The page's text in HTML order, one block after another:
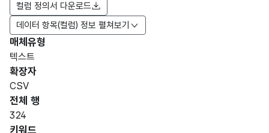
데이터 항목(컬럼) 정보 펼쳐보기
컬럼 정의서 다운로드
데이터 항목 표로 항목명, 항목명(영문명), 항목 설명, 도메인
항목
명
매체유형
텍스트
확장자
CSV
전체 행
324
키워드